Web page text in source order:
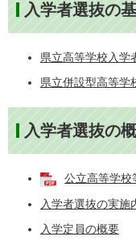
入学者選抜の
県立高等学校入学
県立併設型高等学
入学者選抜の
公立高等学校
入学者選抜の実施
入学定員の概要